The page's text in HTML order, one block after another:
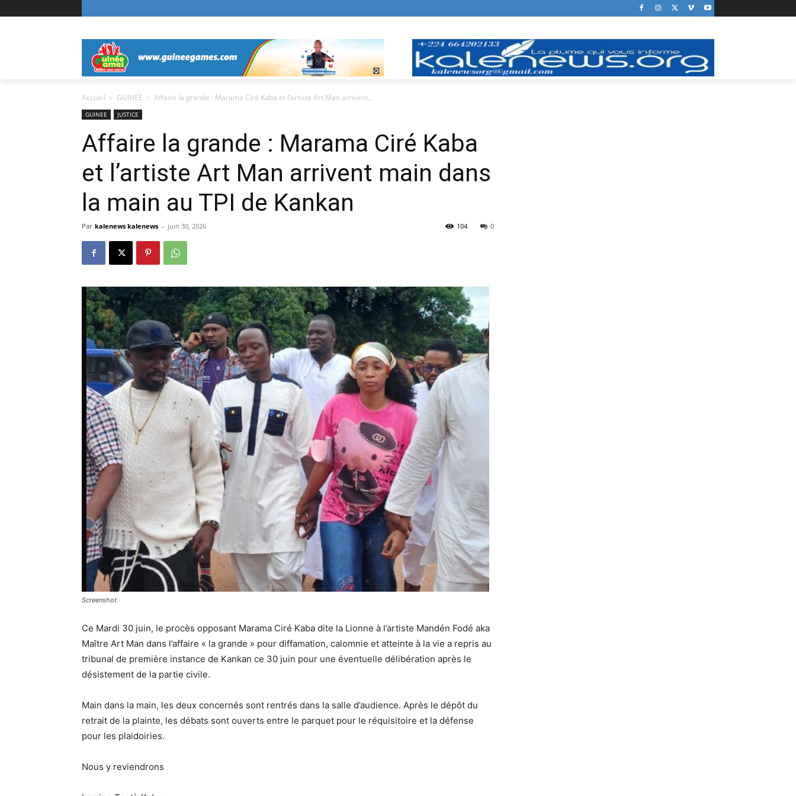
Accueil GUINEE Affaire la grande : Marama Ciré Kaba et l’artiste Art Man arrivent...
GUINEE JUSTICE
Affaire la grande : Marama Ciré Kaba
et l’artiste Art Man arrivent main dans
la main au TPI de Kankan
Par kalenews kalenews - juin 30, 2026 0
104
Screenshot
Ce Mardi 30 juin, le procès opposant Marama Ciré Kaba dite la Lionne à l’artiste Mandén Fodé aka
Maître Art Man dans l’affaire « la grande » pour diffamation, calomnie et atteinte à la vie a repris au
tribunal de première instance de Kankan ce 30 juin pour une éventuelle délibération après le
désistement de la partie civile.
Main dans la main, les deux concernés sont rentrés dans la salle d’audience. Après le dépôt du
retrait de la plainte, les débats sont ouverts entre le parquet pour le réquisitoire et la défense
pour les plaidoiries.
Nous y reviendrons